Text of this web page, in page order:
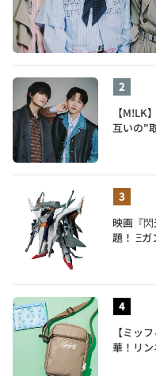
【M!LK
互いの"
映画『
題！ Ξガ
【ミッ
華！リ